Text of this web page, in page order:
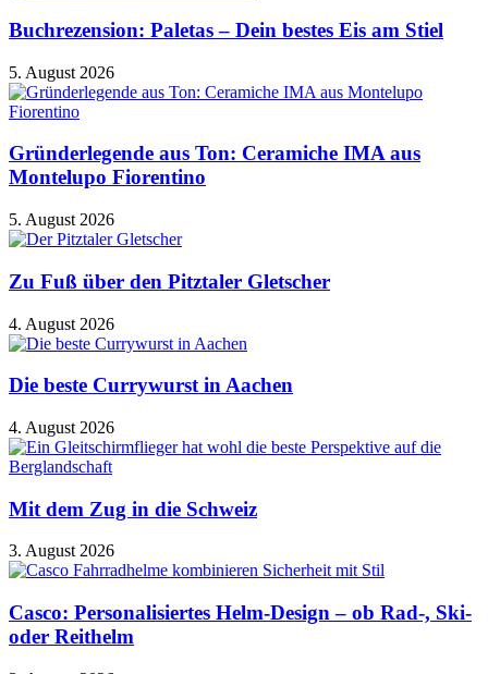
Buchrezension: Paletas – Dein bestes Eis am Stiel
5. August 2026
Gründerlegende aus Ton: Ceramiche IMA aus
Montelupo Fiorentino
5. August 2026
Zu Fuß über den Pitztaler Gletscher
4. August 2026
Die beste Currywurst in Aachen
4. August 2026
Mit dem Zug in die Schweiz
3. August 2026
Casco: Personalisiertes Helm-Design – ob Rad-, Ski-
oder Reithelm